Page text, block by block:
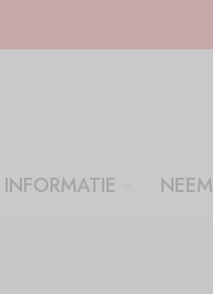
INFORMATIE